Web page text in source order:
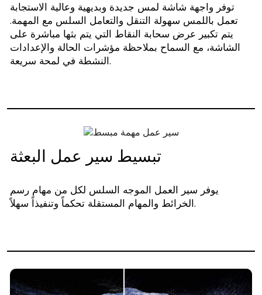
توفر واجهة شاشة لمس جديدة وبديهية وعالية الاستجابة
تعمل باللمس سهولة التنقل والتعامل السلس مع المهمة.
يتم تكبير عرض سحابة النقاط التي يتم بثها مباشرة على
الشاشة، مع السماح بملاحظة مؤشرات الحالة والإعدادات
النشطة في لمحة سريعة.
تبسيط سير عمل البعثة
يوفر سير العمل الموجه السلس لكل من مهام رسم
الخرائط والمهام المستقلة تحكماً وتنفيذاً سهلاً.